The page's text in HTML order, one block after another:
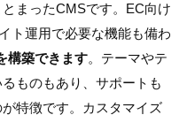
まったCMSです。EC向け
ト運用で必要な機能も備わ
構築できます。テーマやテ
ものもあり、サポートも
特徴です。カスタマイズ